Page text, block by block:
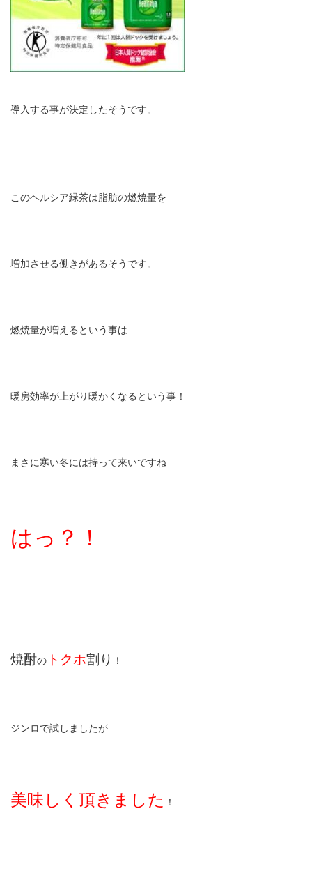
導入する事が決定したそうです。
このヘルシア緑茶は脂肪の燃焼量を
増加させる働きがあるそうです。
燃焼量が増えるという事は
暖房効率が上がり暖かくなるという事！
まさに寒い冬には持って来いですね
はっ？！
焼酎の トクホ割り ！
ジンロで試しましたが
美味しく頂きました ！